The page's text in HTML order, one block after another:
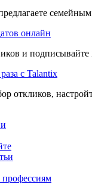
онлайн
и
с Talantix
откликов,